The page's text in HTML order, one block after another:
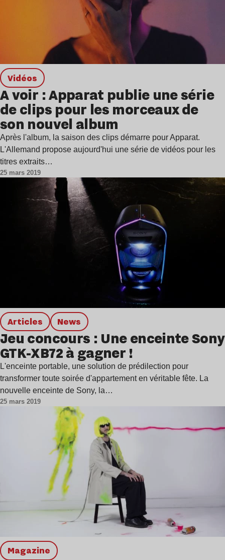
Vidéos
A voir : Apparat publie une série
de clips pour les morceaux de
son nouvel album
Après l'album, la saison des clips démarre pour Apparat.
L'Allemand propose aujourd'hui une série de vidéos pour les
titres extraits…
25 mars 2019
Articles news
Jeu concours : Une enceinte Sony
GTK-XB72 à gagner !
L'enceinte portable, une solution de prédilection pour
transformer toute soirée d'appartement en véritable fête. La
nouvelle enceinte de Sony, la…
25 mars 2019
magazine